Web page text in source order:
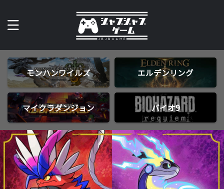
モンハンワイルズ エルデンリング
マイクラダンジョン バイオ9